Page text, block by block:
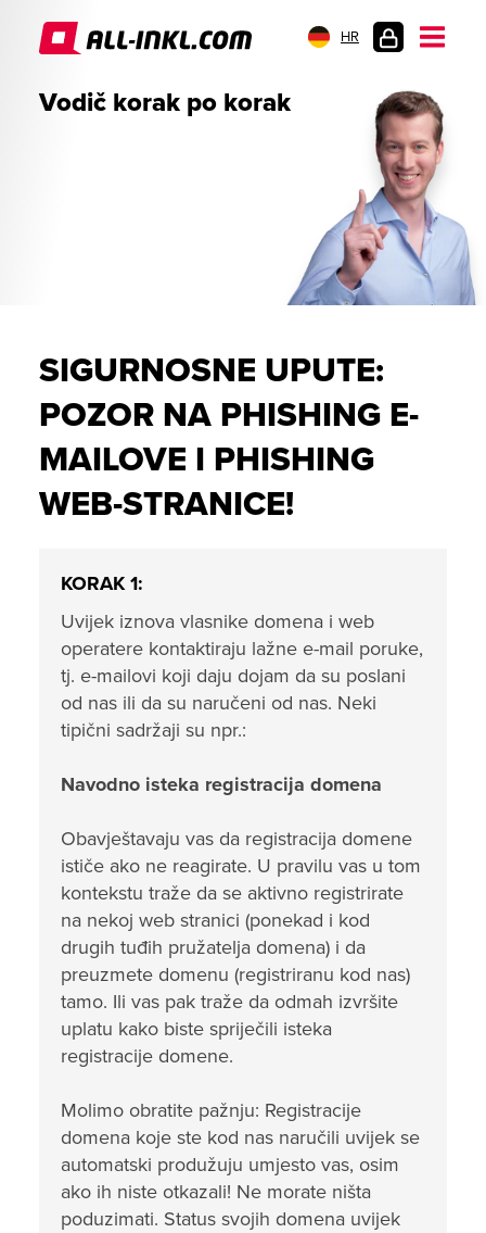
HR
Vodič korak po korak
SIGURNOSNE UPUTE:
POZOR NA PHISHING E-
MAILOVE I PHISHING
WEB-STRANICE!
KORAK 1:
Uvijek iznova vlasnike domena i web
operatere kontaktiraju lažne e-mail poruke,
tj. e-mailovi koji daju dojam da su poslani
od nas ili da su naručeni od nas. Neki
tipični sadržaji su npr.:
Navodno isteka registracija domena
Obavještavaju vas da registracija domene
ističe ako ne reagirate. U pravilu vas u tom
kontekstu traže da se aktivno registrirate
na nekoj web stranici (ponekad i kod
drugih tuđih pružatelja domena) i da
preuzmete domenu (registriranu kod nas)
tamo. Ili vas pak traže da odmah izvršite
uplatu kako biste spriječili isteka
registracije domene.
Molimo obratite pažnju: Registracije
domena koje ste kod nas naručili uvijek se
automatski produžuju umjesto vas, osim
ako ih niste otkazali! Ne morate ništa
poduzimati. Status svojih domena uvijek